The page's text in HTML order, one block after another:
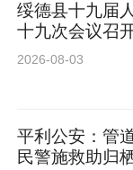
绥德县十九届
十九次会议召
2026-08-03
平利公安：管
民警施救助归